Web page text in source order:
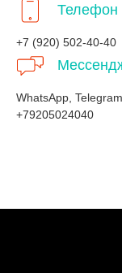
Телефон
+7 (920) 502-40-40
WhatsApp, Telegram
+79205024040